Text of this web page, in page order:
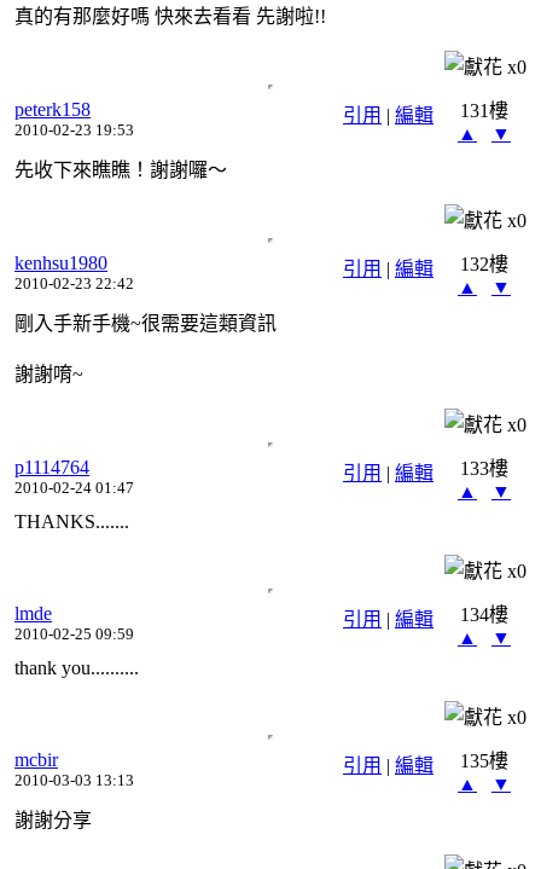
真的有那麼好嗎 快來去看看 先謝啦!!
x0
引用 | 編輯
peterk158
2010-02-23 19:53
131樓
▲
▼
先收下來瞧瞧！謝謝囉～
x0
引用 | 編輯
kenhsu1980
2010-02-23 22:42
132樓
▲
▼
剛入手新手機~很需要這類資訊
謝謝唷~
x0
引用 | 編輯
p1114764
2010-02-24 01:47
133樓
▲
▼
THANKS.......
x0
引用 | 編輯
lmde
2010-02-25 09:59
134樓
▲
▼
thank you..........
x0
引用 | 編輯
mcbir
2010-03-03 13:13
135樓
▲
▼
謝謝分享